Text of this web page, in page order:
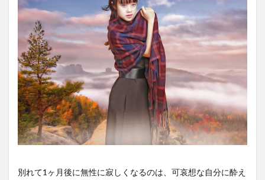
別れて1ヶ月後に無性に寂しくなるのは、可哀想な自分に酔え